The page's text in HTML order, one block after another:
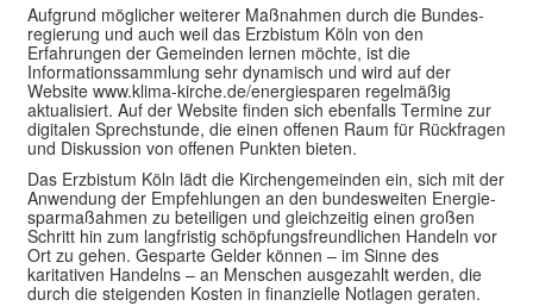
Aufgrund möglicher weiterer Maßnahmen durch die Bundes­
regierung und auch weil das Erz­bistum Köln von den
Erfahrungen der Gemeinden lernen möchte, ist die
Informations­sammlung sehr dynamisch und wird auf der
Website www.klima-kirche.de/energiesparen regelmäßig
aktualisiert. Auf der Web­site finden sich ebenfalls Termine zur
digitalen Sprech­stunde, die einen offenen Raum für Rückfragen
und Dis­kussion von offenen Punkten bieten.
Das Erzbistum Köln lädt die Kirchen­gemeinden ein, sich mit der
Anwendung der Empfehlungen an den bundes­weiten Energie­
sparmaßahmen zu beteiligen und gleich­zeitig einen großen
Schritt hin zum lang­fristig schöpfungs­freund­lichen Handeln vor
Ort zu gehen. Gesparte Gelder können – im Sinne des
karitativen Handelns – an Menschen ausge­zahlt werden, die
durch die steigenden Kosten in finanzielle Notlagen geraten.